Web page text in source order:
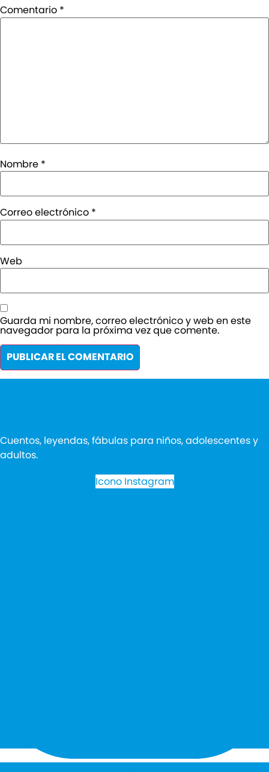
Comentario *
Nombre *
Correo electrónico *
Web
Guarda mi nombre, correo electrónico y web en este
navegador para la próxima vez que comente.
Cuentos, leyendas, fábulas para niños, adolescentes y
adultos.
Icono Instagram